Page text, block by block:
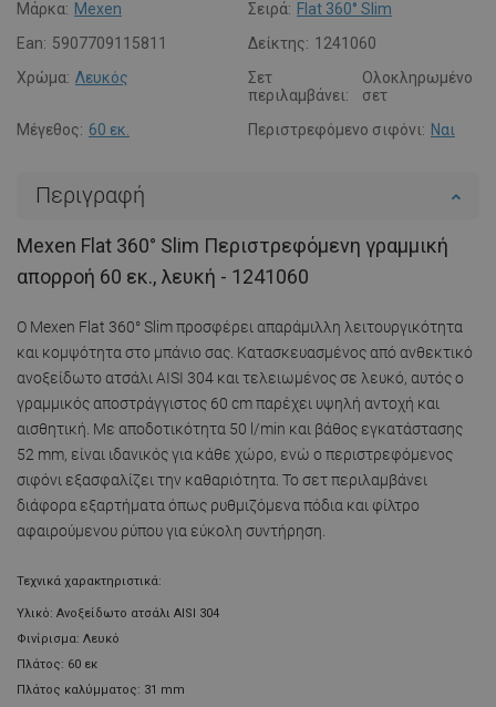
Μάρκα: Mexen Σειρά: Flat 360° Slim
Ean: 5907709115811 Δείκτης: 1241060
Χρώμα: Λευκός
Σετ
περιλαμβάνει:
Ολοκληρωμένο
σετ
Μέγεθος: 60 εκ. Περιστρεφόμενο σιφόνι: Ναι
Περιγραφή
Mexen Flat 360° Slim Περιστρεφόμενη γραμμική
απορροή 60 εκ., λευκή - 1241060
Ο Mexen Flat 360° Slim προσφέρει απαράμιλλη λειτουργικότητα
και κομψότητα στο μπάνιο σας. Κατασκευασμένος από ανθεκτικό
ανοξείδωτο ατσάλι AISI 304 και τελειωμένος σε λευκό, αυτός ο
γραμμικός αποστράγγιστος 60 cm παρέχει υψηλή αντοχή και
αισθητική. Με αποδοτικότητα 50 l/min και βάθος εγκατάστασης
52 mm, είναι ιδανικός για κάθε χώρο, ενώ ο περιστρεφόμενος
σιφόνι εξασφαλίζει την καθαριότητα. Το σετ περιλαμβάνει
διάφορα εξαρτήματα όπως ρυθμιζόμενα πόδια και φίλτρο
αφαιρούμενου ρύπου για εύκολη συντήρηση.
Τεχνικά χαρακτηριστικά:
Υλικό: Ανοξείδωτο ατσάλι AISI 304
Φινίρισμα: Λευκό
Πλάτος: 60 εκ
Πλάτος καλύμματος: 31 mm